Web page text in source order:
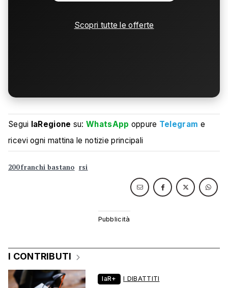
Scopri tutte le offerte
Segui laRegione su:WhatsApp oppure Telegram e
ricevi ogni mattina le notizie principali
200 franchi bastano rsi
I CONTRIBUTI
laR+ I DIBATTITI